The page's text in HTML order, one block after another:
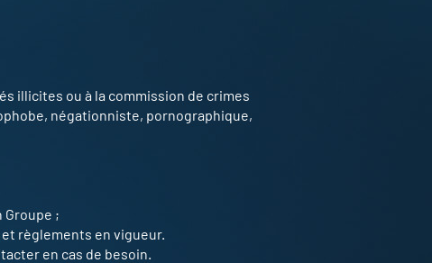
illicites ou à la commission de crimes
négationniste, pornographique,
Groupe ;
règlements en vigueur.
en cas de besoin.